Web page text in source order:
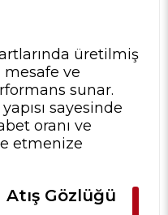
üretilmiş
mesafe ve
sunar.
sayesinde
oranı ve
etmenize
Atış Gözlüğü